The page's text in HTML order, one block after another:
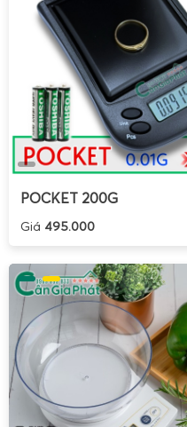
POCKET 200G
Giá 495.000